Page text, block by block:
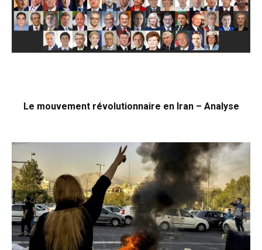
Le mouvement révolutionnaire en Iran – Analyse